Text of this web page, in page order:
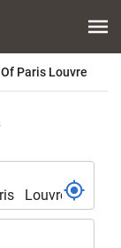
Paris Louvre